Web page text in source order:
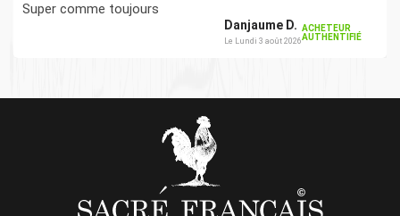
Super comme toujours
Danjaume D.
Le Lundi 3 août 2026
ACHETEUR
AUTHENTIFIÉ